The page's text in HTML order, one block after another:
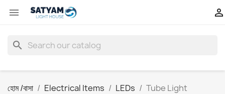
 
search
হোম /বাসা Electrical Items LEDs Tube Light